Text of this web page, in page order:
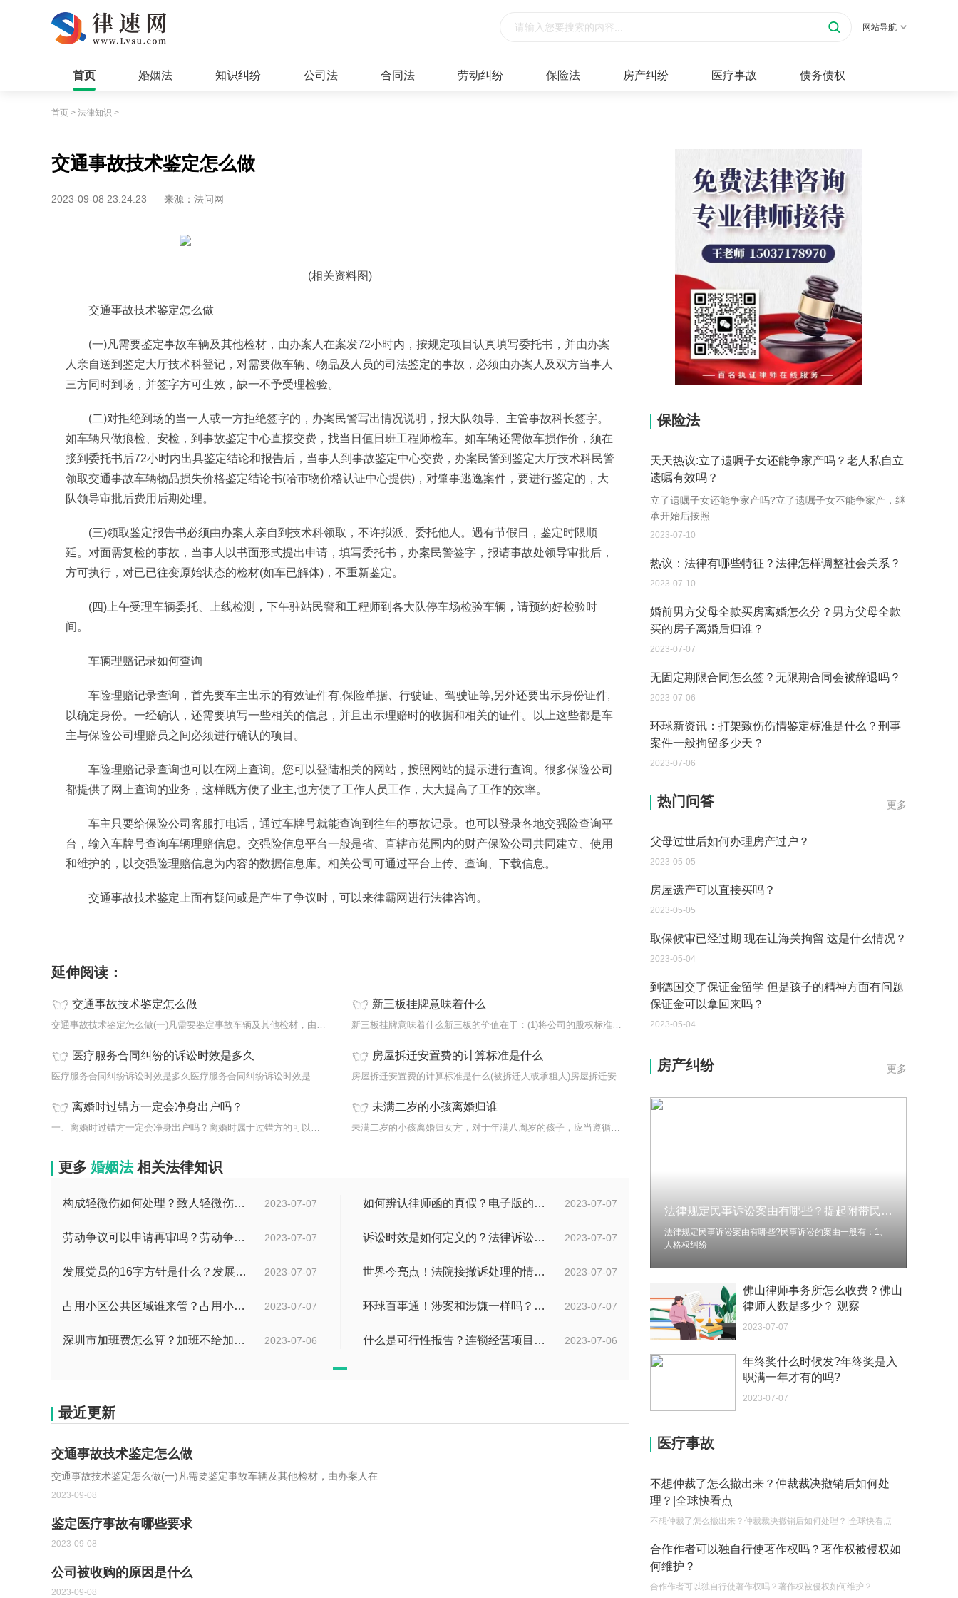
网站导航
首页 婚姻法 知识纠纷 公司法 合同法 劳动纠纷 保险法 房产纠纷 医疗事故 债务债权
首页 > 法律知识 >
交通事故技术鉴定怎么做
2023-09-08 23:24:23 来源：法问网
(相关资料图)
交通事故技术鉴定怎么做
(一)凡需要鉴定事故车辆及其他检材，由办案人在案发72小时内，按规定项目认真填写委托书，并由办案
人亲自送到鉴定大厅技术科登记，对需要做车辆、物品及人员的司法鉴定的事故，必须由办案人及双方当事人
三方同时到场，并签字方可生效，缺一不予受理检验。
(二)对拒绝到场的当一人或一方拒绝签字的，办案民警写出情况说明，报大队领导、主管事故科长签字。
如车辆只做痕检、安检，到事故鉴定中心直接交费，找当日值日班工程师检车。如车辆还需做车损作价，须在
接到委托书后72小时内出具鉴定结论和报告后，当事人到事故鉴定中心交费，办案民警到鉴定大厅技术科民警
领取交通事故车辆物品损失价格鉴定结论书(哈市物价格认证中心提供)，对肇事逃逸案件，要进行鉴定的，大
队领导审批后费用后期处理。
(三)领取鉴定报告书必须由办案人亲自到技术科领取，不许拟派、委托他人。遇有节假日，鉴定时限顺
延。对面需复检的事故，当事人以书面形式提出申请，填写委托书，办案民警签字，报请事故处领导审批后，
方可执行，对已已往变原始状态的检材(如车已解体)，不重新鉴定。
(四)上午受理车辆委托、上线检测，下午驻站民警和工程师到各大队停车场检验车辆，请预约好检验时
间。
车辆理赔记录如何查询
车险理赔记录查询，首先要车主出示的有效证件有,保险单据、行驶证、驾驶证等,另外还要出示身份证件,
以确定身份。一经确认，还需要填写一些相关的信息，并且出示理赔时的收据和相关的证件。以上这些都是车
主与保险公司理赔员之间必须进行确认的项目。
车险理赔记录查询也可以在网上查询。您可以登陆相关的网站，按照网站的提示进行查询。很多保险公司
都提供了网上查询的业务，这样既方便了业主,也方便了工作人员工作，大大提高了工作的效率。
车主只要给保险公司客服打电话，通过车牌号就能查询到往年的事故记录。也可以登录各地交强险查询平
台，输入车牌号查询车辆理赔信息。交强险信息平台一般是省、直辖市范围内的财产保险公司共同建立、使用
和维护的，以交强险理赔信息为内容的数据信息库。相关公司可通过平台上传、查询、下载信息。
交通事故技术鉴定上面有疑问或是产生了争议时，可以来律霸网进行法律咨询。
延伸阅读：
交通事故技术鉴定怎么做
交通事故技术鉴定怎么做(一)凡需要鉴定事故车辆及其他检材，由办案人在
新三板挂牌意味着什么
新三板挂牌意味着什么新三板的价值在于：(1)将公司的股权标准化新三板
医疗服务合同纠纷的诉讼时效是多久
医疗服务合同纠纷诉讼时效是多久医疗服务合同纠纷诉讼时效是三年。医疗
房屋拆迁安置费的计算标准是什么
房屋拆迁安置费的计算标准是什么(被拆迁人或承租人)房屋拆迁安置费=搬
离婚时过错方一定会净身出户吗？
一、离婚时过错方一定会净身出户吗？离婚时属于过错方的可以少分共同财
未满二岁的小孩离婚归谁
未满二岁的小孩离婚归女方，对于年满八周岁的孩子，应当遵循其个人意愿
更多 婚姻法 相关法律知识
2023-07-07
构成轻微伤如何处理？致人轻微伤对方不出院讹人怎么办？ 2023-07-07
如何辨认律师函的真假？电子版的律师函是真的吗？
2023-07-07
劳动争议可以申请再审吗？劳动争议二审后还可以上诉吗？ 2023-07-07
诉讼时效是如何定义的？法律诉讼有效期是多久？
2023-07-07
发展党员的16字方针是什么？发展党员程序有哪些？ 全球消息 2023-07-07
世界今亮点！法院接撤诉处理的情况是什么？离婚案件撤诉后什么时候可以再起诉？
2023-07-07
占用小区公共区域谁来管？占用小区公共区域违法吗？ 2023-07-07
环球百事通！涉案和涉嫌一样吗？涉案金额多少可以立案？
2023-07-06
深圳市加班费怎么算？加班不给加班费应该怎么办？ 2023-07-06
什么是可行性报告？连锁经营项目概况都有哪些内容？ 环球观察
最近更新
交通事故技术鉴定怎么做
交通事故技术鉴定怎么做(一)凡需要鉴定事故车辆及其他检材，由办案人在
2023-09-08
鉴定医疗事故有哪些要求
2023-09-08
公司被收购的原因是什么
2023-09-08
保险法
天天热议:立了遗嘱子女还能争家产吗？老人私自立
遗嘱有效吗？
立了遗嘱子女还能争家产吗?立了遗嘱子女不能争家产，继
承开始后按照
2023-07-10
热议：法律有哪些特征？法律怎样调整社会关系？
2023-07-10
婚前男方父母全款买房离婚怎么分？男方父母全款
买的房子离婚后归谁？
2023-07-07
无固定期限合同怎么签？无限期合同会被辞退吗？
2023-07-06
环球新资讯：打架致伤伤情鉴定标准是什么？刑事
案件一般拘留多少天？
2023-07-06
更多
热门问答
2023-05-05
2023-05-05
2023-05-05
2023-05-04
保证金可以拿回来吗？
2023-05-04
谢！
2023-05-04
你好 我想问一下外国人来这里工作没有护照该怎么
如何续签居住证 我的1月7日到期
2023-05-04
中介说商务签转工作签证合法吗 应该向哪个国家机
2023-05-04
的企业委托外贸公司进出口贸易时，相关当事人的
权利和责任是什么？
2023-05-04
2023-05-05
遗产继承必须要公证吗？
更多
房产纠纷
法律规定民事诉讼案由有哪些？提起附带民事诉讼的条件有哪些？
法律规定民事诉讼案由有哪些?民事诉讼的案由一般有：1、
人格权纠纷
佛山律师事务所怎么收费？佛山
律师人数是多少？ 观察
2023-07-07
年终奖什么时候发?年终奖是入
职满一年才有的吗?
2023-07-07
医疗事故
不想仲裁了怎么撤出来？仲裁裁决撤销后如何处
理？|全球快看点
不想仲裁了怎么撤出来？仲裁裁决撤销后如何处理？|全球快看点
合作作者可以独自行使著作权吗？著作权被侵权如
何维护？
合作作者可以独自行使著作权吗？著作权被侵权如何维护？